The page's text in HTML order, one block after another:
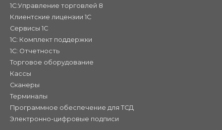
1С:Управление торговлей 8
Клиентские лицензии 1С
Сервисы 1С
1С: Комплект поддержки
1С: Отчетность
Торговое оборудование
Кассы
Сканеры
Терминалы
Программное обеспечение для ТСД
Электронно-цифровые подписи